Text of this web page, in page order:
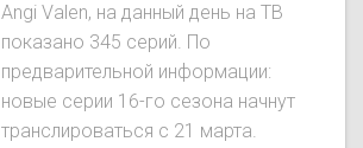
Angi Valen, на данный день на ТВ
показано 345 серий. По
предварительной информации:
новые серии 16-го сезона начнут
транслироваться с 21 марта.